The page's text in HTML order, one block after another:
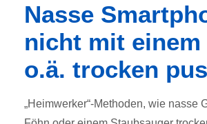
Nasse
nicht mit einem
o.ä. trocken
„Heimwerker“-Methoden, wie nasse